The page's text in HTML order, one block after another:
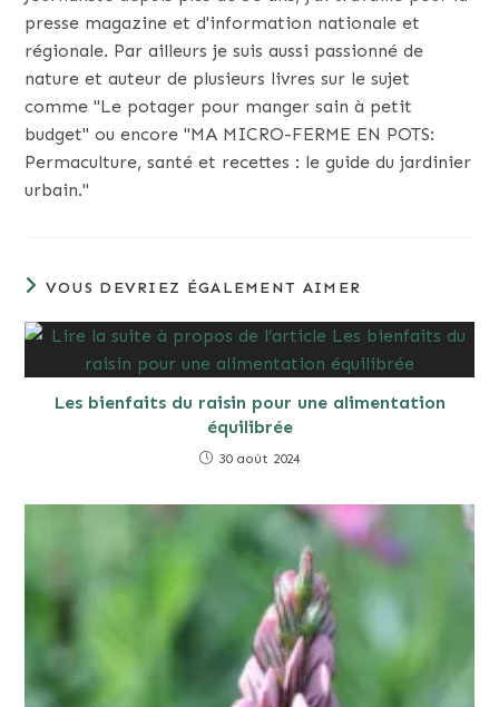
presse magazine et d'information nationale et
régionale. Par ailleurs je suis aussi passionné de
nature et auteur de plusieurs livres sur le sujet
comme "Le potager pour manger sain à petit
budget" ou encore "MA MICRO-FERME EN POTS:
Permaculture, santé et recettes : le guide du jardinier
urbain."
VOUS DEVRIEZ ÉGALEMENT AIMER
Les bienfaits du raisin pour une alimentation
équilibrée
30 août 2024